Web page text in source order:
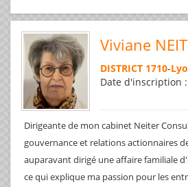
Viviane
DISTRICT 1710-
Date d'inscription :
Dirigeante de mon cabinet Neiter
gouvernance et relations actionnaires
auparavant dirigé une affaire familiale
ce qui explique ma passion pour les